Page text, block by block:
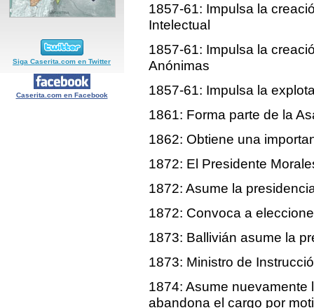
Siga Caserita.com en Twitter
Caserita.com en Facebook
1857-61: Impulsa la
Intelectual
1857-61: Impulsa la
Anónimas
1857-61: Impulsa la
1861: Forma parte de la
1862: Obtiene una
1872: El Presidente
1872: Asume la
1872: Convoca a
1873: Ballivián asume la
1873: Ministro de
1874: Asume
abandona el cargo por